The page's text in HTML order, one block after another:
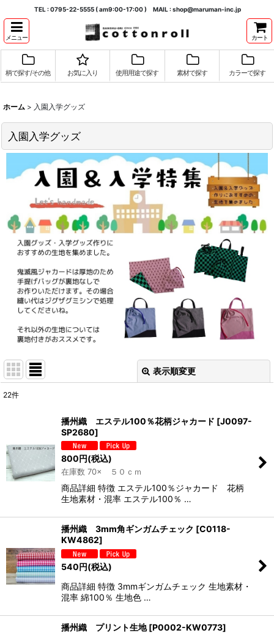
TEL : 0795-22-5555 ( am9:00-17:00 ) MAIL : shop@maruman-inc.jp
メニュー カート
柄で探す/その他 お気に入り 使用用途で探す 素材で探す カラーで探す
ホーム > 入園入学グッズ
入園入学グッズ
表示順変更
絞り込む
22件
播州織 エステル100％花柄ジャカード [J0097-
SP2680]
800円(税込)
在庫数 70× ５０ｃｍ
商品詳細 特徴 エステル100％ジャカード 花柄
生地素材・混率 エステル100％ …
播州織 3mm角ギンガムチェック [C0118-
KW4862]
540円(税込)
商品詳細 特徴 3mmギンガムチェック 生地素材・
混率 綿100％ 生地色 …
播州織 プリント生地 [P0002-KW0773]